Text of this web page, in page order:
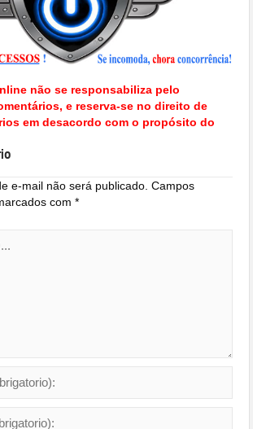
não se responsabiliza pelo
e reserva-se no direito de
em desacordo com o propósito do
e-mail não será publicado. Campos
com*